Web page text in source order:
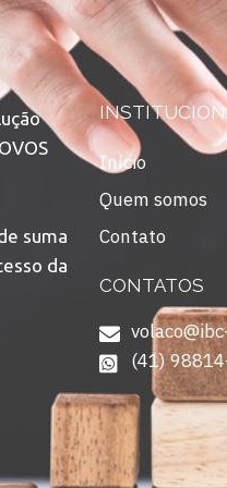
suma
da
Início
Quem somos
Contato
CONTATOS
(41)